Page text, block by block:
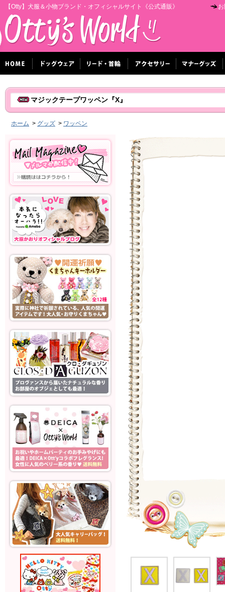
【Otty】犬服＆小物ブランド・オフィシャルサイト《公式通販》
マジックテープワッペン『X』
ホーム > グッズ > ワッペン